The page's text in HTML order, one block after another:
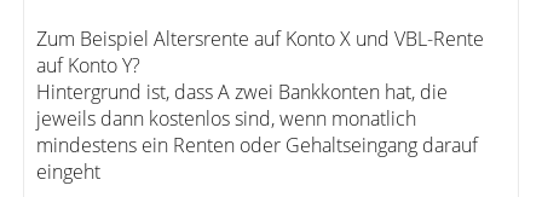
Zum Beispiel Altersrente auf Konto X und VBL-Rente
auf Konto Y?
Hintergrund ist, dass A zwei Bankkonten hat, die
jeweils dann kostenlos sind, wenn monatlich
mindestens ein Renten oder Gehaltseingang darauf
eingeht